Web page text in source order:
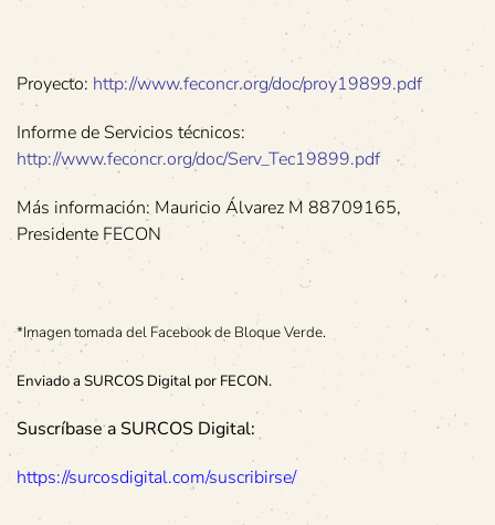
Proyecto: http://www.feconcr.org/doc/proy19899.pdf
Informe de Servicios técnicos:
http://www.feconcr.org/doc/Serv_Tec19899.pdf
Más información: Mauricio Álvarez M 88709165,
Presidente FECON
*Imagen tomada del Facebook de Bloque Verde.
Enviado a SURCOS Digital por FECON.
Suscríbase a SURCOS Digital:
https://surcosdigital.com/suscribirse/